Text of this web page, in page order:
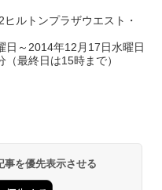
ルトンプラザウエスト・
日～2014年12月17日水曜日
最終日は15時まで）
を優先表示させる